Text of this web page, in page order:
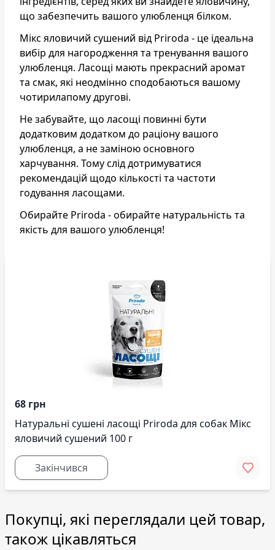
що забезпечить вашого улюбленця білком.
Мікс яловичий сушений від Priroda - це ідеальна
вибір для нагородження та тренування вашого
улюбленця. Ласощі мають прекрасний аромат
та смак, які неодмінно сподобаються вашому
чотирилапому другові.
Не забувайте, що ласощі повинні бути
додатковим додатком до раціону вашого
улюбленця, а не заміною основного
харчування. Тому слід дотримуватися
рекомендацій щодо кількості та частоти
годування ласощами.
Обирайте Priroda - обирайте натуральність та
якість для вашого улюбленця!
68 грн
Натуральні сушені ласощі Priroda для собак Мікс
яловичий сушений 100 г
Закінчився
Покупці, які переглядали цей товар,
також цікавляться